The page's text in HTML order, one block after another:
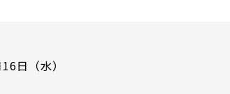
日（水）